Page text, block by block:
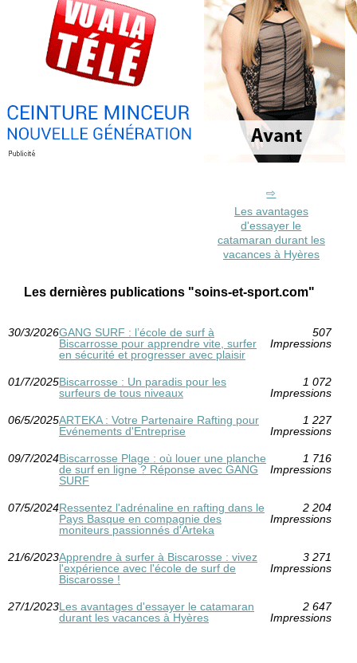
Les avantages
d'essayer le
catamaran durant les
vacances à Hyères
Les dernières publications "soins-et-sport.com"
30/3/2026GANG SURF : l’école de surf à
Biscarrosse pour apprendre vite, surfer
en sécurité et progresser avec plaisir
507
Impressions
01/7/2025Biscarrosse : Un paradis pour les
surfeurs de tous niveaux
1 072
Impressions
06/5/2025ARTEKA : Votre Partenaire Rafting pour
Evénements d'Entreprise
1 227
Impressions
09/7/2024Biscarrosse Plage : où louer une planche
de surf en ligne ? Réponse avec GANG
SURF
1 716
Impressions
07/5/2024Ressentez l'adrénaline en rafting dans le
Pays Basque en compagnie des
moniteurs passionnés d'Arteka
2 204
Impressions
21/6/2023Apprendre à surfer à Biscarosse : vivez
l'expérience avec l'école de surf de
Biscarosse !
3 271
Impressions
27/1/2023Les avantages d'essayer le catamaran
durant les vacances à Hyères
2 647
Impressions